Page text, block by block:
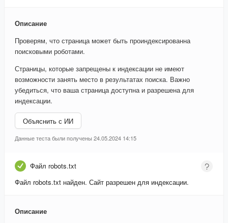
Описание
Проверям, что страница может быть проиндексированна
поисковыми роботами.
Страницы, которые запрещены к индексации не имеют
возможности занять место в результатах поиска. Важно
убедиться, что ваша страница доступна и разрешена для
индексации.
Объяснить с ИИ
Данные теста были получены 24.05.2024 14:15
Файл robots.txt
Файл robots.txt найден. Сайт разрешен для индексации.
Описание